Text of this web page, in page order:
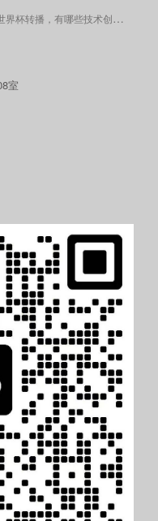
​本次世界杯转播，有哪些技术创新值得关注？
室